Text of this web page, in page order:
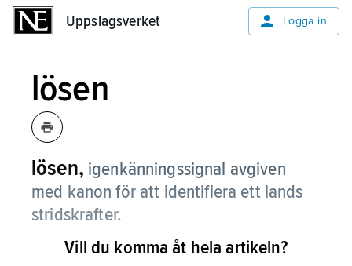
Uppslagsverket Logga in
lösen
lösen, igenkänningssignal avgiven
med kanon för att identifiera ett lands
stridskrafter.
”Svensk lösen” är två skott i snabb följd,
Vill du komma åt hela artikeln?